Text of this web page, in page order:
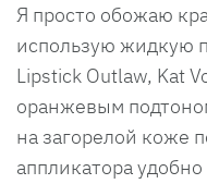
Я просто обожаю
использую жидкую
Lipstick Outlaw, Kat
оранжевым
на загорелой коже
аппликатора